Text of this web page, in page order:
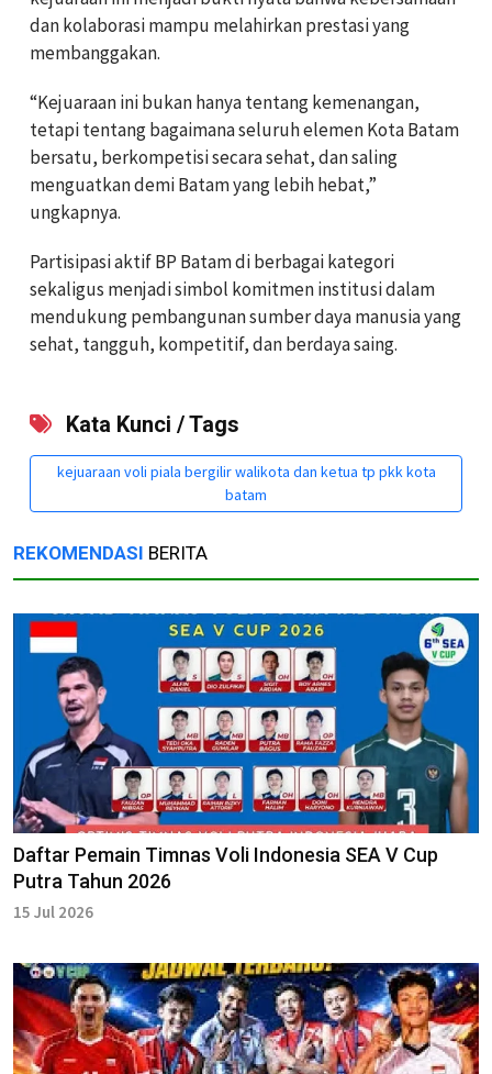
dan kolaborasi mampu melahirkan prestasi yang
membanggakan.
“Kejuaraan ini bukan hanya tentang kemenangan,
tetapi tentang bagaimana seluruh elemen Kota Batam
bersatu, berkompetisi secara sehat, dan saling
menguatkan demi Batam yang lebih hebat,”
ungkapnya.
Partisipasi aktif BP Batam di berbagai kategori
sekaligus menjadi simbol komitmen institusi dalam
mendukung pembangunan sumber daya manusia yang
sehat, tangguh, kompetitif, dan berdaya saing.
Kata Kunci / Tags
kejuaraan voli piala bergilir walikota dan ketua tp pkk kota
batam
REKOMENDASI BERITA
Daftar Pemain Timnas Voli Indonesia SEA V Cup
Putra Tahun 2026
15 Jul 2026